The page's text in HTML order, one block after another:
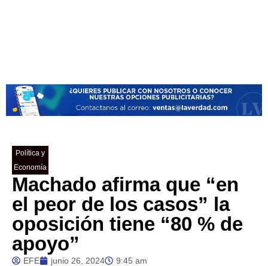
Política y
Economía
Machado afirma que “en
el peor de los casos” la
oposición tiene “80 % de
apoyo”
EFE junio 26, 2024 9:45 am